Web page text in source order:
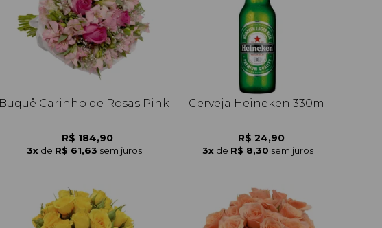
Buquê Carinho de Rosas Pink
R$ 184,90
3x de R$ 61,63 sem juros
Cerveja Heineken 330ml
R$ 24,90
3x de R$ 8,30 sem juros